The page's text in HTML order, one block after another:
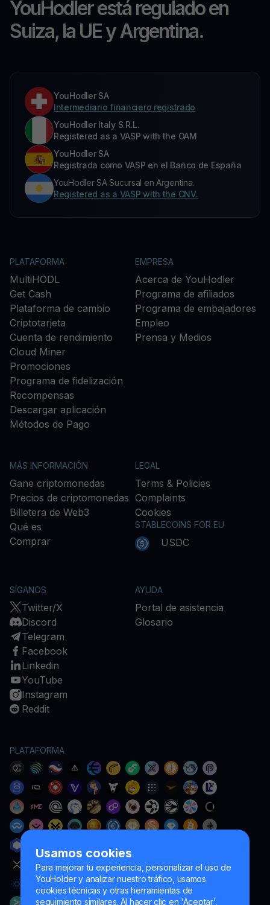
Usamos cookies
Para mejorar tu experiencia, personalizar el uso de
YouHolder y analizar nuestro tráfico, usamos
cookies técnicas y otras herramientas de
seguimiento similares. Al hacer clic en 'Aceptar',
YouHodler está regulado en
Suiza, la UE y Argentina.
YouHodler SA
Intermediario financiero registrado
YouHodler Italy S.R.L.
Registered as a VASP with the OAM
YouHodler SA
Registrada como VASP en el Banco de España
YouHodler SA Sucursal en Argentina.
Registered as a VASP with the CNV.
PLATAFORMA
MultiHODL
Get Cash
Plataforma de cambio
Criptotarjeta
Cuenta de rendimiento
Cloud Miner
Promociones
Programa de fidelización
Recompensas
Descargar aplicación
Métodos de Pago
EMPRESA
Acerca de YouHodler
Programa de afiliados
Programa de embajadores
Empleo
Prensa y Medios
MÁS INFORMACIÓN
Gane criptomonedas
Precios de criptomonedas
Billetera de Web3
Qué es
Comprar
LEGAL
Terms & Policies
Complaints
Cookies
STABLECOINS FOR EU
USDC
SÍGANOS
Twitter/X
Discord
Telegram
Facebook
Linkedin
YouTube
Instagram
Reddit
AYUDA
Portal de asistencia
Glosario
PLATAFORMA